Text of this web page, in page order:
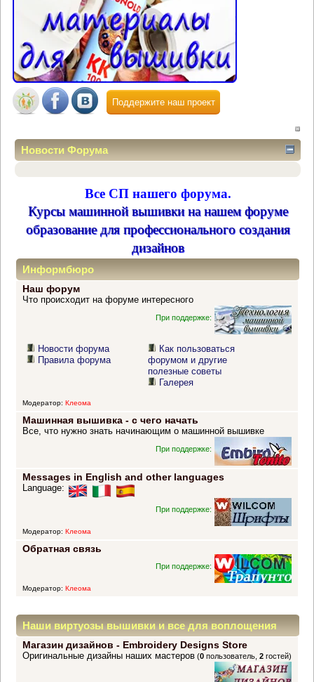
Поддержите наш проект
Новости Форума
Все СП нашего форума.
Курсы машинной вышивки на нашем форуме
образование для профессионального создания
дизайнов
Информбюро
Наш форум
Что происходит на форуме интересного
При поддержке:
Новости форума
Правила форума
Как пользоваться
форумом и другие
полезные советы
Галерея
Модератор: Клеома
Машинная вышивка - с чего начать
Все, что нужно знать начинающим о машинной вышивке
При поддержке:
Messages in English and other languages
Language:
При поддержке:
Модератор: Клеома
Обратная связь
При поддержке:
Модератор: Клеома
Наши виртуозы вышивки и все для воплощения
прекрасных идей
Магазин дизайнов - Embroidery Designs Store
(0 пользователь,2 гостей)
Оригинальные дизайны наших мастеров